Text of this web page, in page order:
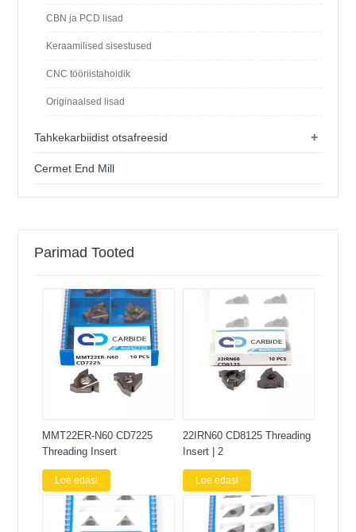
CBN ja PCD lisad
Keraamilised sisestused
CNC tööriistahoidik
Originaalsed lisad
+
Tahkekarbiidist otsafreesid
Cermet End Mill
Parimad Tooted
MMT22ER-N60 CD7225
Threading Insert
Loe edasi
22IRN60 CD8125 Threading
Insert | 2
Loe edasi